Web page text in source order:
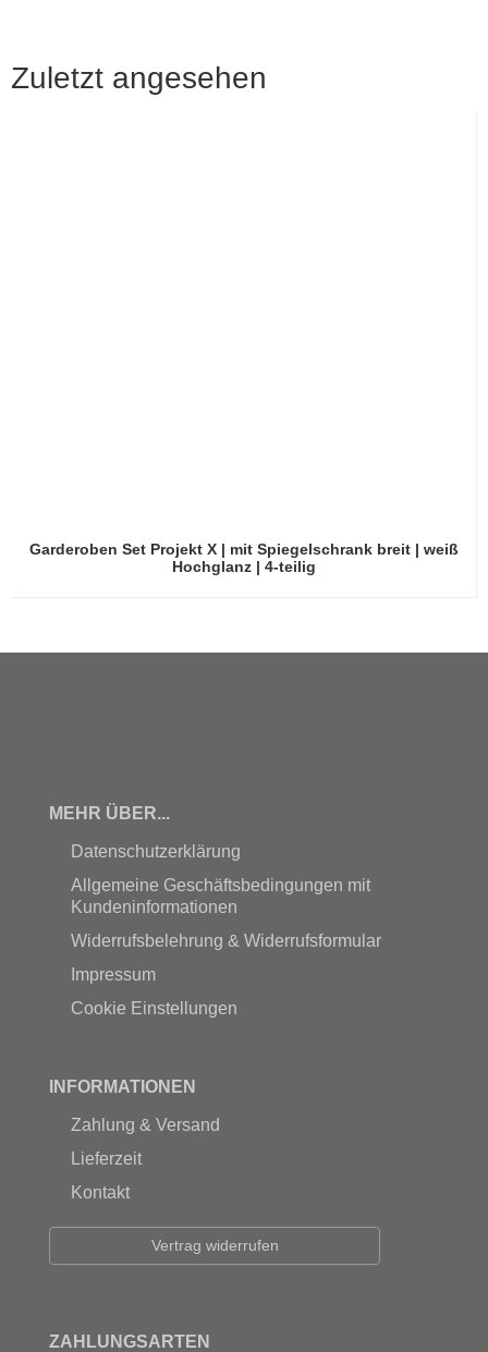
Zuletzt angesehen
Garderoben Set Projekt X | mit Spiegelschrank breit | weiß
Hochglanz | 4-teilig
MEHR ÜBER...
Datenschutzerklärung
Allgemeine Geschäftsbedingungen mit
Kundeninformationen
Widerrufsbelehrung & Widerrufsformular
Impressum
Cookie Einstellungen
INFORMATIONEN
Zahlung & Versand
Lieferzeit
Kontakt
Vertrag widerrufen
ZAHLUNGSARTEN